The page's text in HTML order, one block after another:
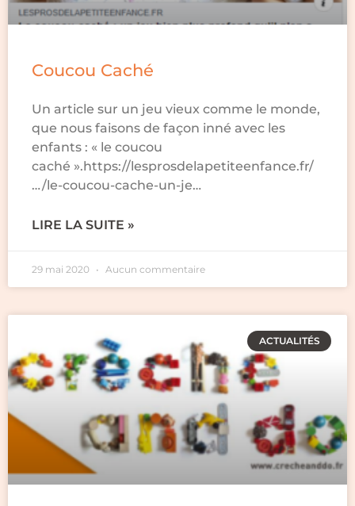
Coucou Caché
Un article sur un jeu vieux comme le monde,
que nous faisons de façon inné avec les
enfants : « le coucou
caché ».https://lesprosdelapetiteenfance.fr/
…/le-coucou-cache-un-je…
LIRE LA SUITE »
29 mai 2020 Aucun commentaire
ACTUALITÉS